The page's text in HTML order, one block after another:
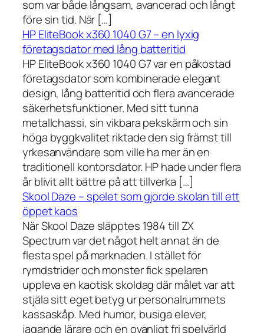
som var både långsam, avancerad och långt
före sin tid. När […]
HP EliteBook x360 1040 G7 – en lyxig
företagsdator med lång batteritid
HP EliteBook x360 1040 G7 var en påkostad
företagsdator som kombinerade elegant
design, lång batteritid och flera avancerade
säkerhetsfunktioner. Med sitt tunna
metallchassi, sin vikbara pekskärm och sin
höga byggkvalitet riktade den sig främst till
yrkesanvändare som ville ha mer än en
traditionell kontorsdator. HP hade under flera
år blivit allt bättre på att tillverka […]
Skool Daze – spelet som gjorde skolan till ett
öppet kaos
När Skool Daze släpptes 1984 till ZX
Spectrum var det något helt annat än de
flesta spel på marknaden. I stället för
rymdstrider och monster fick spelaren
uppleva en kaotisk skoldag där målet var att
stjäla sitt eget betyg ur personalrummets
kassaskåp. Med humor, busiga elever,
jagande lärare och en ovanligt fri spelvärld